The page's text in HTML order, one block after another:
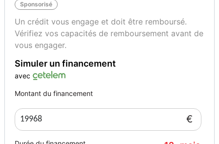
Places/Portes : 5 / 5
Options et équipements clés
Infotainment : Navi Discover Pro · App-Connect Wireless (Apple
CarPlay/Android Auto) · DAB · charge sans fil · commande vocale
Sponsorisé
Un crédit vous engage et doit être remboursé.
Vérifiez vos capacités de remboursement avant de
vous engager.
Simuler un financement
avec
Montant du financement
€